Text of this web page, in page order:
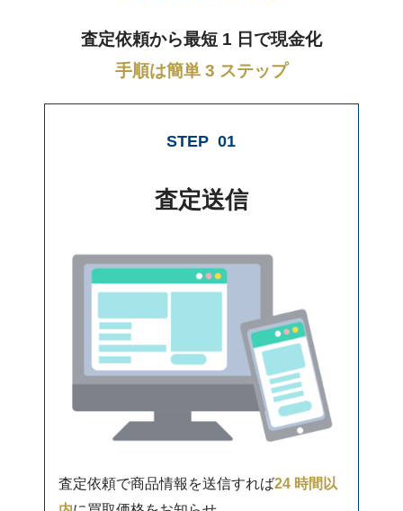
査定依頼から最短 1 日で現金化
手順は簡単 3 ステップ
STEP 01
査定送信
査定依頼で商品情報を送信すれば24 時間以